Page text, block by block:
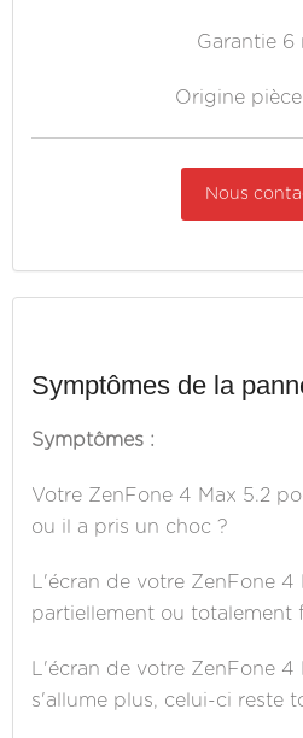
Garantie 6
Origine pièce
Nous
Symptômes de la
Symptômes :
Votre ZenFone 4 Max 5.2
ou il a pris un choc ?
L'écran de votre ZenFone 4
partiellement ou totalement
L'écran de votre ZenFone 4
s'allume plus, celui-ci reste